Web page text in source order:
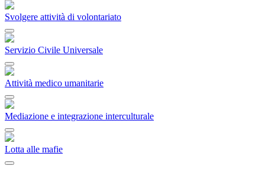
Svolgere attività di volontariato
Servizio Civile Universale
Attività medico umanitarie
Mediazione e integrazione interculturale
Lotta alle mafie